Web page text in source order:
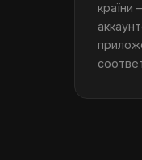
країни